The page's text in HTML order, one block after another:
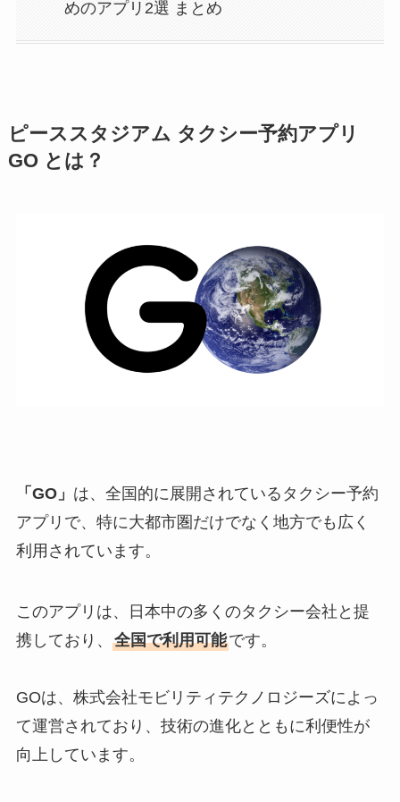
めのアプリ2選 まとめ
ピーススタジアム タクシー予約アプリ
GO とは？
「GO」 は、全国的に展開されているタクシー予約
アプリで、特に大都市圏だけでなく地方でも広く
利用されています。
このアプリは、日本中の多くのタクシー会社と提
携しており、 全国で利用可能です。
GOは、株式会社モビリティテクノロジーズによっ
て運営されており、技術の進化とともに利便性が
向上しています。